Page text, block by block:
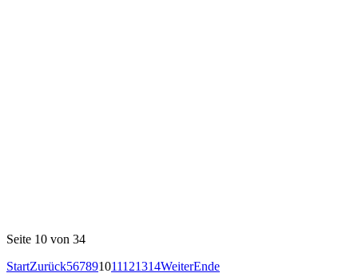
Seite 10 von 34
StartZurück567891011121314WeiterEnde